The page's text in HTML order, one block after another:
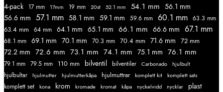
4-pack 17 mm 17mm 19 mm 20st 52.1 mm 54.1 mm 56.1 mm
56.6 mm 57.1 mm 58.1 mm 59.1 mm 59.6 mm 60.1 mm 63.3 mm
63.4 mm 64 mm 64.1 mm 65.1 mm 66.1 mm 66.6 mm 67.1 mm
68.1 mm 69.1 mm 70.1 mm 70.3 mm 70.4 mm 71.6 mm 72 mm
72.2 mm 72.6 mm 73.1 mm 74.1 mm 75.1 mm 76.1 mm
79.1 mm 79.5 mm 110 mm bilventil bilventiler Carbonado hjulbult
hjulbultar hjulmutter hjulmutterkåpa hjulmuttrar komplett kit komplett sats
komplett set kona krom kromade kromat kåpa nyckelvidd nycklar
plast